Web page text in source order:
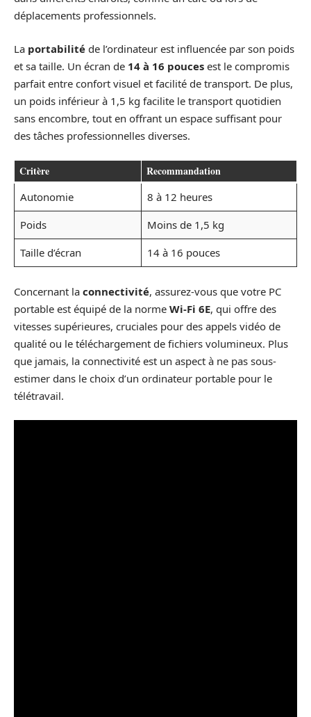
déplacements professionnels.
La portabilité de l’ordinateur est influencée par son poids
et sa taille. Un écran de 14 à 16 pouces est le compromis
parfait entre confort visuel et facilité de transport. De plus,
un poids inférieur à 1,5 kg facilite le transport quotidien
sans encombre, tout en offrant un espace suffisant pour
des tâches professionnelles diverses.
Critère Recommandation
Autonomie
8 à 12 heures
Poids
Moins de 1,5 kg
Taille d’écran
14 à 16 pouces
Concernant la connectivité, assurez-vous que votre PC
portable est équipé de la norme Wi-Fi 6E, qui offre des
vitesses supérieures, cruciales pour des appels vidéo de
qualité ou le téléchargement de fichiers volumineux. Plus
que jamais, la connectivité est un aspect à ne pas sous-
estimer dans le choix d’un ordinateur portable pour le
télétravail.